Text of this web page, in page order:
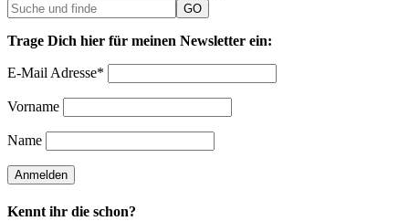
Trage Dich hier für meinen Newsletter ein:
E-Mail Adresse*
Vorname
Name
Kennt ihr die schon?